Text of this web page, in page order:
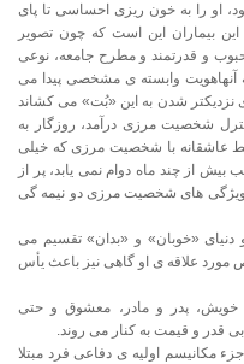
او را به خون ریزی احساسی تا پای
بیماران این است که چون تصویر
و قدرتمند و مطرح جامعه، نوعی
آنهاهویت وابسته ی مشخصی پیدا می
نزدیکتر شدن به این «بُت» می کشاند
شخصیت مرزی درآمد، روزگار به
عاشقانه با شخصیت مرزی که خیلی
از چند ماه دوام نمی یابد، پر از
ویژگی های شخصیت مرزی دو نیمه گی
دنیای «خوبان» و «بدان» تقسیم می
مورد علاقه ی او گاهی نیز باعث یأس
پدر و مادر، معشوق و حتی
قدر و قیمت به کنار می روند.
مکانیسم اولیه ی دفاعی فرد مبتلا